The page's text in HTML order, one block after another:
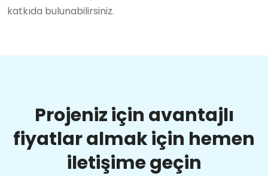
katkıda bulunabilirsiniz.
Projeniz için avantajlı
fiyatlar almak için hemen
iletişime geçin